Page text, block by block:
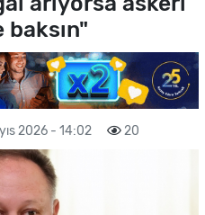
2026 - 14:02 20